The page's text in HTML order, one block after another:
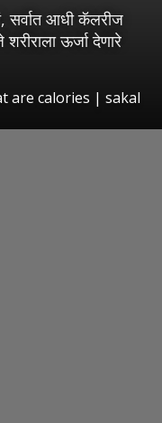
सर्वात आधी कॅलरीज
ऊर्जा देणारे
are calories | sakal